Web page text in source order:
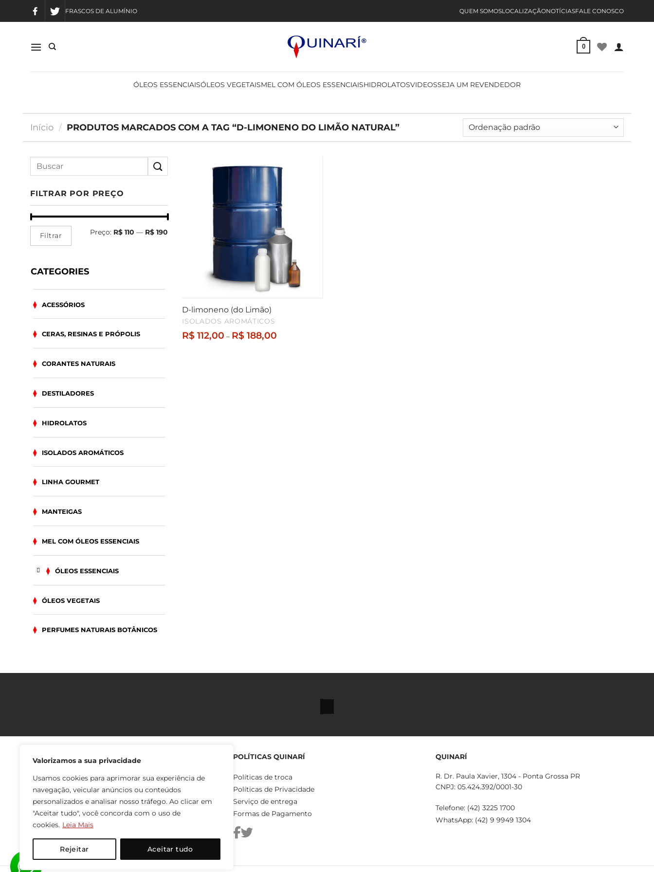
Valorizamos a sua privacidade
Usamos cookies para aprimorar sua experiência de
navegação, veicular anúncios ou conteúdos
personalizados e analisar nosso tráfego. Ao clicar em
"Aceitar tudo", você concorda com o uso de
cookies. Leia Mais
Rejeitar Aceitar tudo
FRASCOS DE ALUMÍNIO QUEM SOMOSLOCALIZAÇÃONOTÍCIASFALE CONOSCO
0
ÓLEOS ESSENCIAISÓLEOS VEGETAISMEL COM ÓLEOS ESSENCIAISHIDROLATOSVIDEOSSEJA UM REVENDEDOR
Início / PRODUTOS MARCADOS COM A TAG “D-LIMONENO DO LIMÃO NATURAL”
FILTRAR POR PREÇO
Preço
mínimo
Preço
máximo
Filtrar Preço: R$ 110 — R$ 190
CATEGORIES
ACESSÓRIOS
CERAS, RESINAS E PRÓPOLIS
CORANTES NATURAIS
DESTILADORES
HIDROLATOS
ISOLADOS AROMÁTICOS
LINHA GOURMET
MANTEIGAS
MEL COM ÓLEOS ESSENCIAIS
ÓLEOS ESSENCIAIS
ÓLEOS VEGETAIS
PERFUMES NATURAIS BOTÂNICOS
ISOLADOS AROMÁTICOS
D-limoneno (do Limão)
R$ 112,00 – R$ 188,00
OBRIGADO PELA VISITA
Aqui você poderá adquirir nossos produtos no conforto de sua
cadastro e boas compras!
Se algo não está claro, conheça já a nossa seção de Dúvidas!
www.oleosessenciais.org
www.odorizar.com
POLÍTICAS QUINARÍ
Políticas de troca
Políticas de Privacidade
Serviço de entrega
Formas de Pagamento
QUINARÍ
R. Dr. Paula Xavier, 1304 - Ponta Grossa PR
CNPJ: 05.424.392/0001-30
Telefone: (42) 3225 1700
WhatsApp: (42) 9 9949 1304